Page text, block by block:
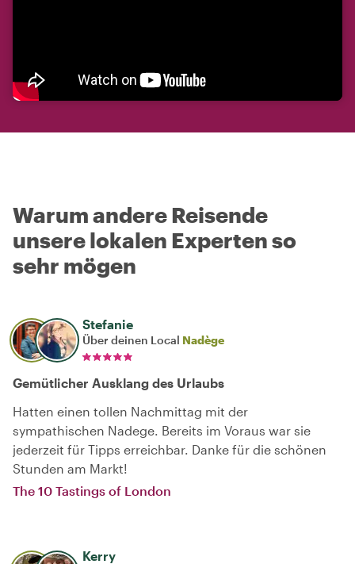
Warum andere Reisende
unsere lokalen Experten so
sehr mögen
Stefanie
Über deinen Local Nadège
Gemütlicher Ausklang des Urlaubs
Hatten einen tollen Nachmittag mit der
sympathischen Nadege. Bereits im Voraus war sie
jederzeit für Tipps erreichbar. Danke für die schönen
Stunden am Markt!
The 10 Tastings of London
Kerry